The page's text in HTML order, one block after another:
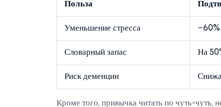
Польза
Уменьшение стресса −60%
Словарный запас На
Риск деменции
Кроме того, привычка читать по чуть-чуть,